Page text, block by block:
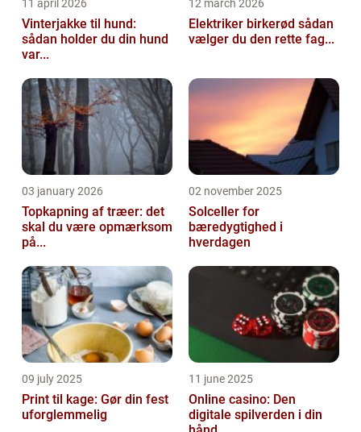
11 april 2026
Vinterjakke til hund:
sådan holder du din hund
var...
12 march 2026
Elektriker birkerød sådan
vælger du den rette fag...
03 january 2026
Topkapning af træer: det
skal du være opmærksom
på...
02 november 2025
Solceller for
bæredygtighed i
hverdagen
09 july 2025
Print til kage: Gør din fest
uforglemmelig
11 june 2025
Online casino: Den
digitale spilverden i din